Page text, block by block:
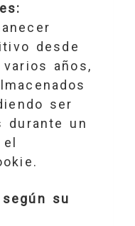
desde
años,
ser
durante un
su